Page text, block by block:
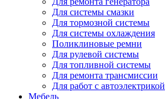
Для системы смазки
Для тормозной системы
Для системы охлаждения
Поликлиновые ремни
Для рулевой системы
Для топливной системы
Для ремонта трансмиссии
Для работ с автоэлектрикой
Мебель